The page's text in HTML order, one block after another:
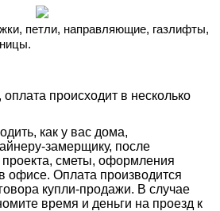
петли, направляющие, газлифты,
происходит в несколько
как у вас дома,
замерщику, после
проекта, сметы, оформления
офисе. Оплата производится
купли-продажи. В случае
время и деньги на проезд к